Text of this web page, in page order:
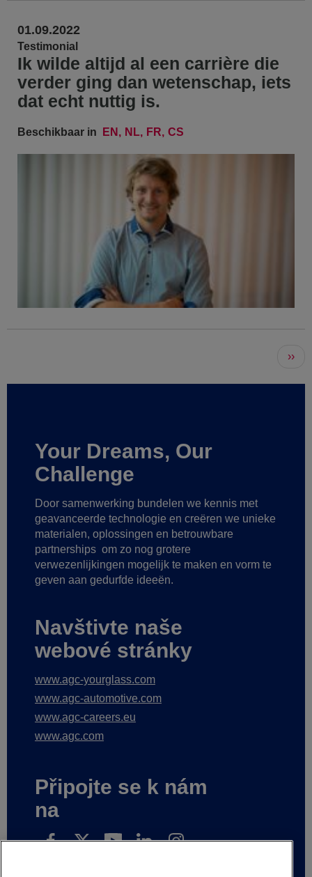
01.09.2022
Testimonial
Ik wilde altijd al een carrière die
verder ging dan wetenschap, iets
dat echt nuttig is.
Beschikbaar in EN NL FR CS
››
Your Dreams, Our
Challenge
Door samenwerking bundelen we kennis met
geavanceerde technologie en creëren we unieke
materialen, oplossingen en betrouwbare
partnerships om zo nog grotere
verwezenlijkingen mogelijk te maken en vorm te
geven aan gedurfde ideeën.
Navštivte naše
webové stránky
www.agc-yourglass.com
www.agc-automotive.com
www.agc-careers.eu
www.agc.com
Připojte se k nám
na